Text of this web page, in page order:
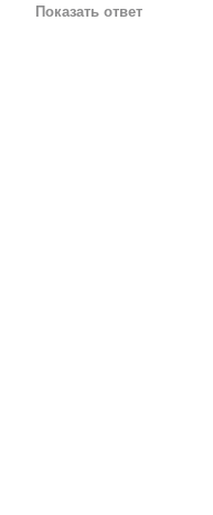
Показать ответ